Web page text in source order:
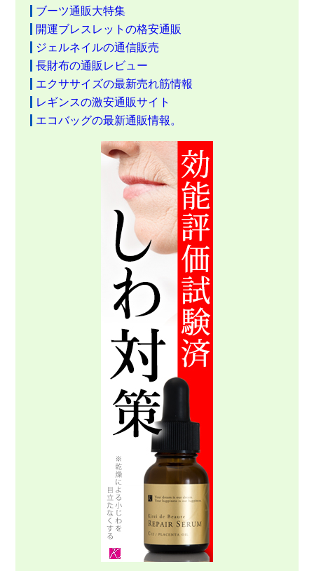
ブーツ通販大特集
開運ブレスレットの格安通販
ジェルネイルの通信販売
長財布の通販レビュー
エクササイズの最新売れ筋情報
レギンスの激安通販サイト
エコバッグの最新通販情報。